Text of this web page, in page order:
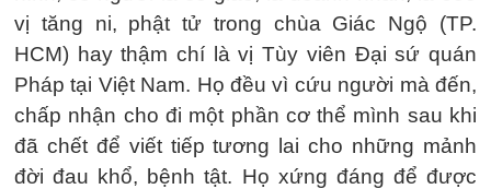
vị tăng ni, phật tử trong chùa Giác Ngộ (TP.
HCM) hay thậm chí là vị Tùy viên Đại sứ quán
Pháp tại Việt Nam. Họ đều vì cứu người mà đến,
chấp nhận cho đi một phần cơ thể mình sau khi
đã chết để viết tiếp tương lai cho những mảnh
đời đau khổ, bệnh tật. Họ xứng đáng để được